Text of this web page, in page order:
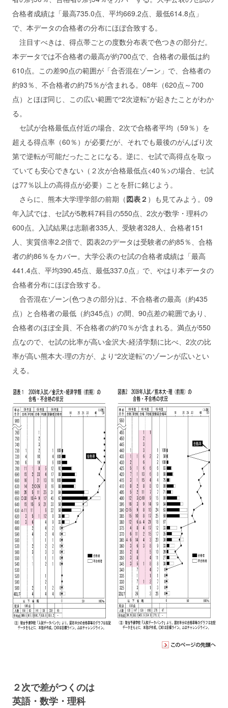
合格者成績は「最高735.0点、平均669.2点、最低614.8点」
で、本データの合格者の分布にほぼ合致する。
注目すべきは、得点帯ごとの度数分布表で色つきの部分だ。
本データでは不合格者の最高が約700点で、合格者の最低は約
610点。この差90点の範囲が「合否混在ゾーン」で、合格者の
約93％、不合格者の約75％が含まれる。08年（620点～700
点）とほぼ同じ、この広い範囲で“2次逆転”が起きたことがわか
る。
セ試が合格最低点付近の場合、2次で合格者平均（59％）を
超える得点率（60％）が必要だが、それでも最後のがんばり次
第で逆転が可能だったことになる。逆に、セ試で高得点を取っ
ていても安心できない（２次が合格最低点<40％>の場合、セ試
は77％以上の高得点が必要）ことを肝に銘じよう。
さらに、熊本大学理学部の前期（図表２ ）も見てみよう。09
年入試では、セ試が5教科7科目の550点、2次が数学・理科の
600点。入試結果は志願者335人、受験者328人、合格者151
人、実質倍率2.2倍で、図表2のデータは受験者の約85％、合格
者の約86％をカバー。大学公表のセ試の合格者成績は「最高
441.4点、平均390.45点、最低337.0点」で、やはり本データの
合格者分布にほぼ合致する。
合否混在ゾーン(色つきの部分)は、不合格者の最高（約435
点）と合格者の最低（約345点）の間、90点差の範囲であり、
合格者のほぼ全員、不合格者の約70％が含まれる。満点が550
点なので、セ試の比率が高い金沢大‐経済学類に比べ、2次の比
率が高い熊本大‐理の方が、より“2次逆転”のゾーンが広いとい
える。
２次で差がつくのは
英語・数学・理科